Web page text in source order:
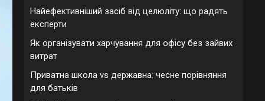
Найефективніший засіб від целюліту: що радять
експерти
Як організувати харчування для офісу без зайвих
витрат
Приватна школа vs державна: чесне порівняння
для батьків